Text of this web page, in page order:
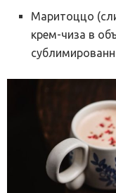
Маритоццо
крем-чиза в